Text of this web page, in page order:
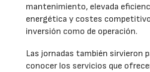
mantenimiento, elevada
energética y costes
inversión como de operación.
Las jornadas también sirvieron
conocer los servicios que